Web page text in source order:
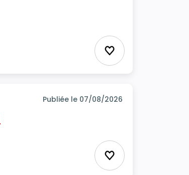
Ajouter aux
Publiée le 07/08/2026
Ajouter aux